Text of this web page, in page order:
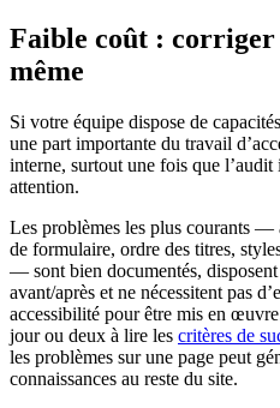
Faible coût : corriger
même
Si votre équipe dispose de
une part importante du travail
interne, surtout une fois que
attention.
Les problèmes les plus courants —
de formulaire, ordre des titres,
— sont bien documentés,
avant/après et ne nécessitent pas
accessibilité pour être mis en
jour ou deux à lire les critères de
les problèmes sur une page peut
connaissances au reste du site.